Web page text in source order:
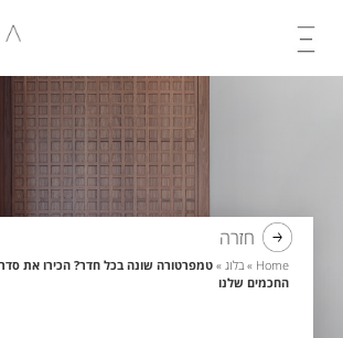
חזרה
Home
»בלוג »טמפרטורה שונה בכל חדר? הכירו את
החכמים שלנו